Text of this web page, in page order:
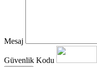
Mesaj
Güvenlik Kodu